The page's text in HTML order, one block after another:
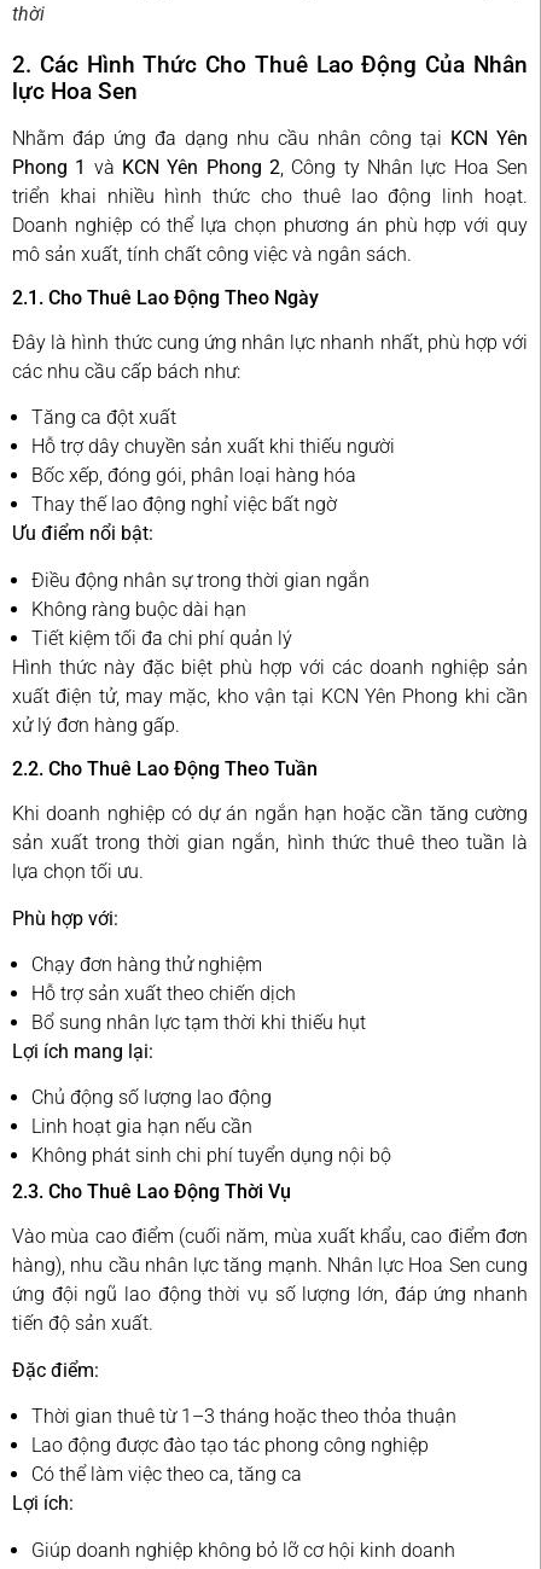
thời
2. Các Hình Thức Cho Thuê Lao Động Của Nhân
lực Hoa Sen
Nhằm đáp ứng đa dạng nhu cầu nhân công tại KCN Yên
Phong 1 và KCN Yên Phong 2 , Công ty Nhân lực Hoa Sen
triển khai nhiều hình thức cho thuê lao động linh hoạt.
Doanh nghiệp có thể lựa chọn phương án phù hợp với quy
mô sản xuất, tính chất công việc và ngân sách.
2.1. Cho Thuê Lao Động Theo Ngày
Đây là hình thức cung ứng nhân lực nhanh nhất, phù hợp với
các nhu cầu cấp bách như:
Tăng ca đột xuất
Hỗ trợ dây chuyền sản xuất khi thiếu người
Bốc xếp, đóng gói, phân loại hàng hóa
Thay thế lao động nghỉ việc bất ngờ
Ưu điểm nổi bật:
Điều động nhân sự trong thời gian ngắn
Không ràng buộc dài hạn
Tiết kiệm tối đa chi phí quản lý
Hình thức này đặc biệt phù hợp với các doanh nghiệp sản
xuất điện tử, may mặc, kho vận tại KCN Yên Phong khi cần
xử lý đơn hàng gấp.
2.2. Cho Thuê Lao Động Theo Tuần
Khi doanh nghiệp có dự án ngắn hạn hoặc cần tăng cường
sản xuất trong thời gian ngắn, hình thức thuê theo tuần là
lựa chọn tối ưu.
Phù hợp với:
Chạy đơn hàng thử nghiệm
Hỗ trợ sản xuất theo chiến dịch
Bổ sung nhân lực tạm thời khi thiếu hụt
Lợi ích mang lại:
Chủ động số lượng lao động
Linh hoạt gia hạn nếu cần
Không phát sinh chi phí tuyển dụng nội bộ
2.3. Cho Thuê Lao Động Thời Vụ
Vào mùa cao điểm (cuối năm, mùa xuất khẩu, cao điểm đơn
hàng), nhu cầu nhân lực tăng mạnh. Nhân lực Hoa Sen cung
ứng đội ngũ lao động thời vụ số lượng lớn, đáp ứng nhanh
tiến độ sản xuất.
Đặc điểm:
Thời gian thuê từ 1–3 tháng hoặc theo thỏa thuận
Lao động được đào tạo tác phong công nghiệp
Có thể làm việc theo ca, tăng ca
Lợi ích:
Giúp doanh nghiệp không bỏ lỡ cơ hội kinh doanh